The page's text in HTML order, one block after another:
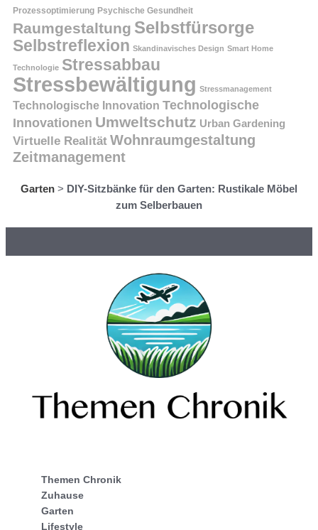
Prozessoptimierung Psychische Gesundheit
Raumgestaltung Selbstfürsorge
Selbstreflexion Skandinavisches Design Smart Home
Technologie Stressabbau
Stressbewältigung Stressmanagement
Technologische Innovation Technologische
Innovationen Umweltschutz Urban Gardening
Virtuelle Realität Wohnraumgestaltung
Zeitmanagement
Garten > DIY-Sitzbänke für den Garten: Rustikale Möbel
zum Selberbauen
Themen Chronik
Zuhause
Garten
Lifestyle